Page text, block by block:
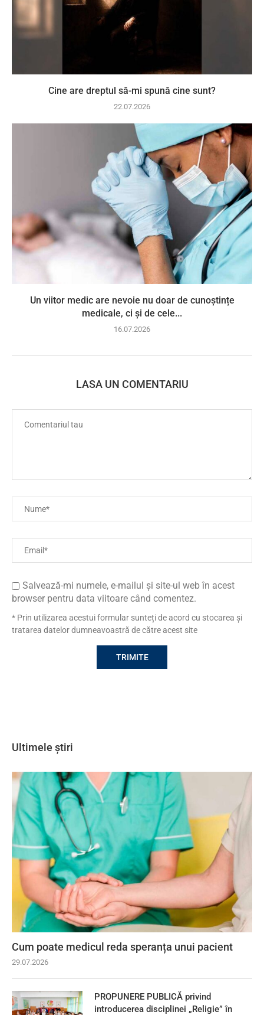
Cine are dreptul să-mi spună cine sunt?
22.07.2026
Un viitor medic are nevoie nu doar de cunoștințe
medicale, ci și de cele...
16.07.2026
LASA UN COMENTARIU
Salvează-mi numele, e-mailul și site-ul web în acest
browser pentru data viitoare când comentez.
* Prin utilizarea acestui formular sunteți de acord cu stocarea și
tratarea datelor dumneavoastră de către acest site
Ultimele știri
Cum poate medicul reda speranța unui pacient
29.07.2026
PROPUNERE PUBLICĂ privind
introducerea disciplinei „Religie” în